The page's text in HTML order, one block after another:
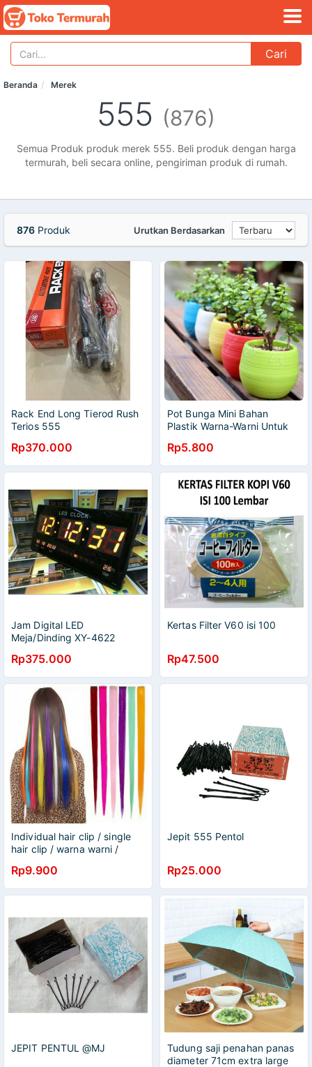
Cari
Beranda Merek
555 (876)
Semua Produk produk merek 555. Beli produk dengan harga
termurah, beli secara online, pengiriman produk di rumah.
876 Produk Urutkan Berdasarkan
Rack End Long Tierod Rush
Terios 555
Rp370.000
Pot Bunga Mini Bahan
Plastik Warna-Warni Untuk
Rp5.800
Jam Digital LED
Meja/Dinding XY-4622
UK Besar
Rp375.000
Kertas Filter V60 isi 100
Rp47.500
Individual hair clip / single
hair clip / warna warni /
warna / pewarna
Rp9.900
Jepit 555 Pentol
Rp25.000
JEPIT PENTUL @MJ
Tudung saji penahan panas
diameter 71cm extra large